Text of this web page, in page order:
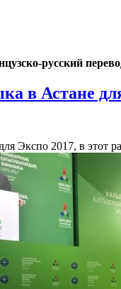
русский
в Астане
Экспо 2017, в